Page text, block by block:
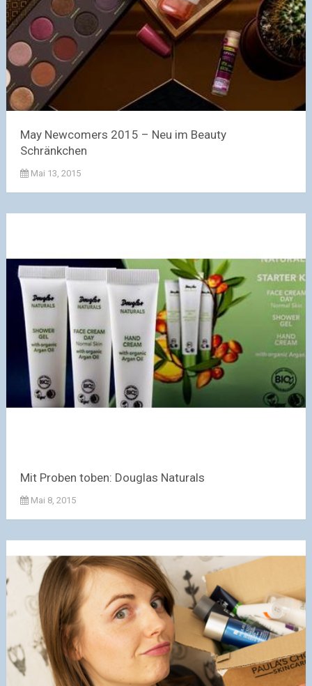
May Newcomers 2015 – Neu im Beauty
Schränkchen
Mai 13, 2015
Mit Proben toben: Douglas Naturals
Mai 8, 2015